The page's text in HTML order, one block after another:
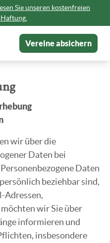
Sie unseren kostenfreien
Vereine absichern
wir über die
Daten bei
Daten
beziehbar sind,
Adressen,
wir Sie über
informieren und
insbesondere